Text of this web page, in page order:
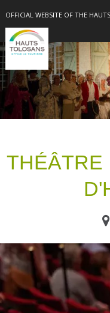
OFFICIAL WEBSITE OF THE
THÉÂTRE